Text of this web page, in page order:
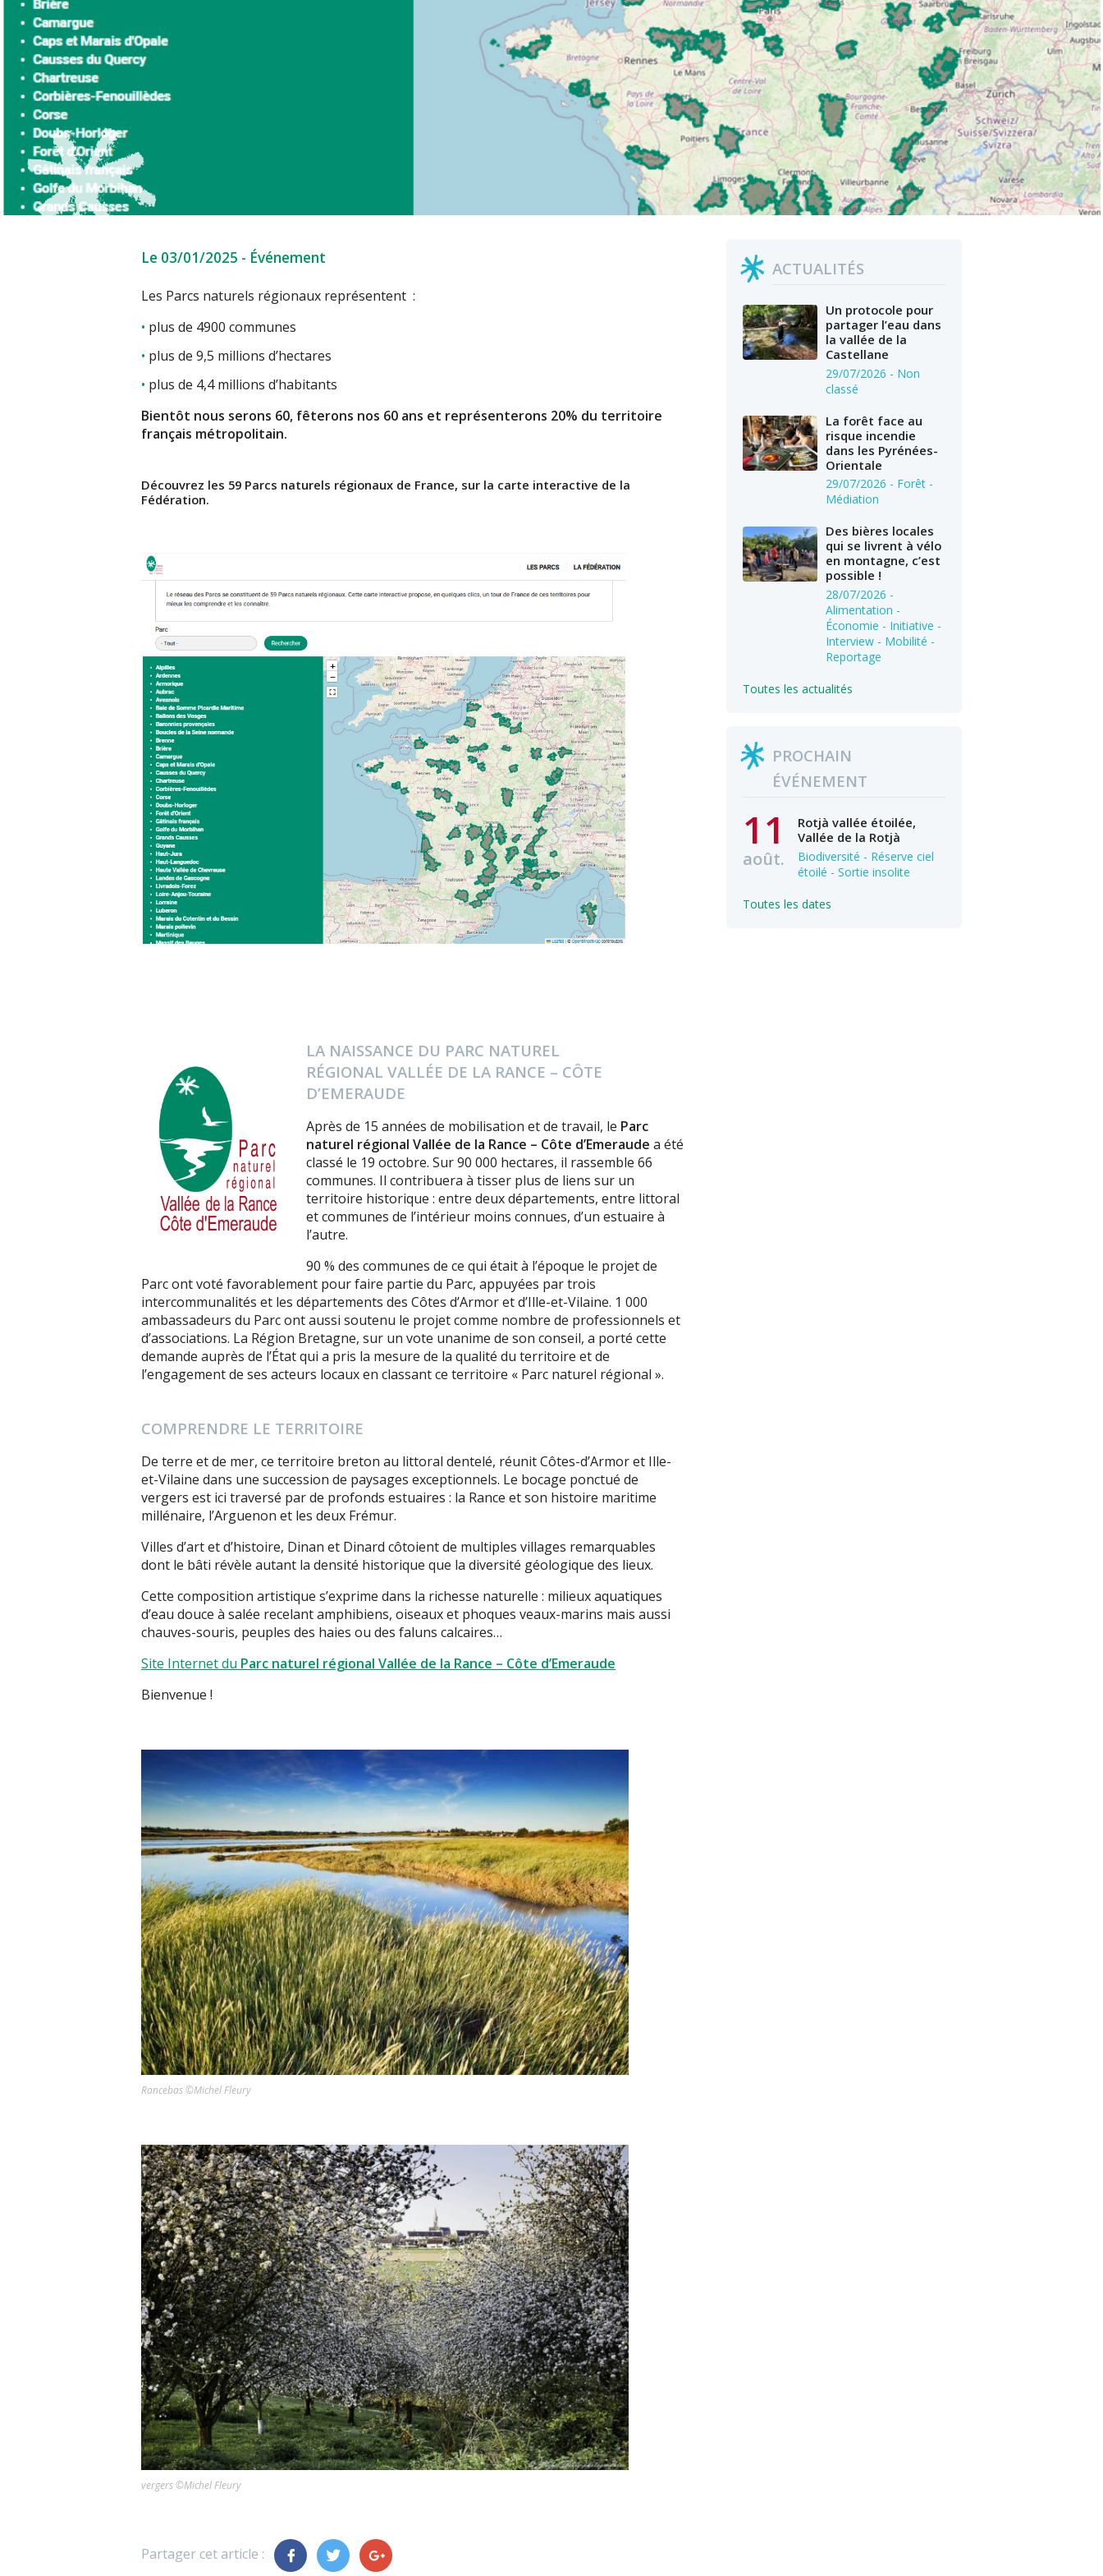
Le 03/01/2025 - Événement
Les Parcs naturels régionaux représentent :
plus de 4900 communes
plus de 9,5 millions d’hectares
plus de 4,4 millions d’habitants
Bientôt nous serons 60, fêterons nos 60 ans et représenterons 20% du territoire
français métropolitain.
Découvrez les 59 Parcs naturels régionaux de France, sur la carte interactive de la
Fédération.
LA NAISSANCE DU PARC NATUREL
RÉGIONAL VALLÉE DE LA RANCE – CÔTE
D’EMERAUDE
Après de 15 années de mobilisation et de travail, le Parc
naturel régional Vallée de la Rance – Côte d’Emeraude a été
classé le 19 octobre. Sur 90 000 hectares, il rassemble 66
communes. Il contribuera à tisser plus de liens sur un
territoire historique : entre deux départements, entre littoral
et communes de l’intérieur moins connues, d’un estuaire à
l’autre.
90 % des communes de ce qui était à l’époque le projet de
Parc ont voté favorablement pour faire partie du Parc, appuyées par trois
intercommunalités et les départements des Côtes d’Armor et d’Ille-et-Vilaine. 1 000
ambassadeurs du Parc ont aussi soutenu le projet comme nombre de professionnels et
d’associations. La Région Bretagne, sur un vote unanime de son conseil, a porté cette
demande auprès de l’État qui a pris la mesure de la qualité du territoire et de
l’engagement de ses acteurs locaux en classant ce territoire « Parc naturel régional ».
COMPRENDRE LE TERRITOIRE
De terre et de mer, ce territoire breton au littoral dentelé, réunit Côtes-d’Armor et Ille-
et-Vilaine dans une succession de paysages exceptionnels. Le bocage ponctué de
vergers est ici traversé par de profonds estuaires : la Rance et son histoire maritime
millénaire, l’Arguenon et les deux Frémur.
Villes d’art et d’histoire, Dinan et Dinard côtoient de multiples villages remarquables
dont le bâti révèle autant la densité historique que la diversité géologique des lieux.
Cette composition artistique s’exprime dans la richesse naturelle : milieux aquatiques
d’eau douce à salée recelant amphibiens, oiseaux et phoques veaux-marins mais aussi
chauves-souris, peuples des haies ou des faluns calcaires…
Site Internet du Parc naturel régional Vallée de la Rance – Côte d’Emeraude
Bienvenue !
Rancebas ©Michel Fleury
vergers ©Michel Fleury
Partager cet article :
ACTUALITÉS
Un protocole pour
partager l’eau dans
la vallée de la
Castellane
29/07/2026 - Non
classé
La forêt face au
risque incendie
dans les Pyrénées-
Orientale
29/07/2026 - Forêt -
Médiation
Des bières locales
qui se livrent à vélo
en montagne, c’est
possible !
28/07/2026 -
Alimentation -
Économie - Initiative -
Interview - Mobilité -
Reportage
Toutes les actualités
PROCHAIN
ÉVÉNEMENT
11
août.
Rotjà vallée étoilée,
Vallée de la Rotjà
Biodiversité - Réserve ciel
étoilé - Sortie insolite
Toutes les dates